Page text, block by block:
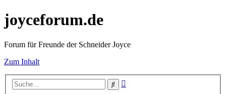
joyceforum.de
Forum für Freunde der Schneider Joyce
Zum Inhalt
Suche